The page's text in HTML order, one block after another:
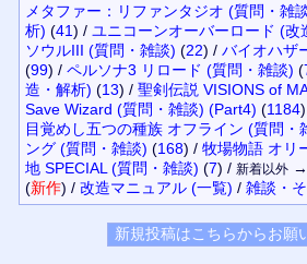
メタファー：リファンタジオ (質問・雑
析) (41) / ユニコーンオーバーロード (改
ソウルIII (質問・雑談) (22) / バイオハザ
(99) / ペルソナ3 リロード (質問・雑談) (
造・解析) (13) / 聖剣伝説 VISIONS of
Save Wizard (質問・雑談) (Part4) (1184)
目覚めし五つの種族 オフライン (質問・
ング (質問・雑談) (168) / 牧場物語 オリ
地 SPECIAL (質問・雑談) (7) / 新着以外 →
(新作) / 改造マニュアル (一覧) / 雑談・